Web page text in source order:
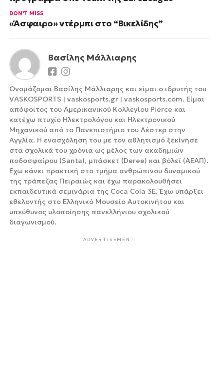
DON'T MISS
«Άσφαιρο» ντέρμπι στο “Βικελίδης”
Βασίλης Μάλλιαρης
Ονομάζομαι Βασίλης Μάλλιαρης και είμαι ο ιδρυτής του
VASKOSPORTS | vaskosports.gr | vaskosports.com. Είμαι
απόφοιτος του Αμερικανικού Κολλεγίου Pierce και
κατέχω πτυχίο Ηλεκτρολόγου και Ηλεκτρονικού
Μηχανικού από το Πανεπιστήμιο του Λέστερ στην
Αγγλία. Η ενασχόληση του με τον αθλητισμό ξεκίνησε
στα σχολικά του χρόνια ως μέλος των ακαδημιών
ποδοσφαίρου (Santa), μπάσκετ (Deree) και βόλεϊ (ΑΕΑΠ).
Έχω κάνει πρακτική στο τμήμα ανθρώπινου δυναμικού
της τράπεζας Πειραιώς και έχω παρακολουθήσει
εκπαιδευτικά σεμινάρια της Coca Cola 3Ε. Έχω υπάρξει
εθελοντής στο Ελληνικό Μουσείο Αυτοκινήτου και
υπεύθυνος υλοποίησης πανελλήνιου σχολικού
διαγωνισμού.
ADVERTISEMENT